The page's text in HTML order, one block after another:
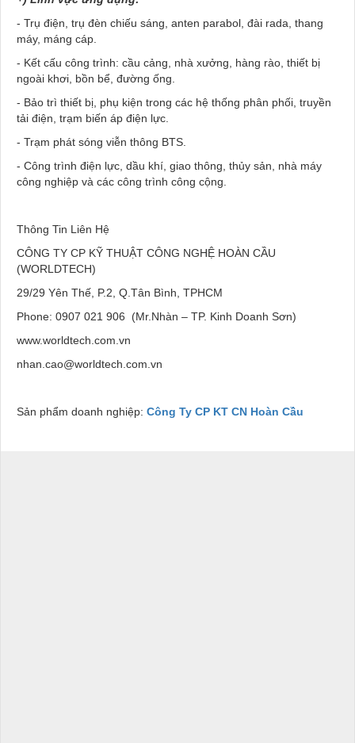
- Trụ điện, trụ đèn chiếu sáng, anten parabol, đài rada, thang
máy, máng cáp.
- Kết cấu công trình: cầu cảng, nhà xưởng, hàng rào, thiết bị
ngoài khơi, bồn bể, đường ống.
- Bảo trì thiết bị, phụ kiện trong các hệ thống phân phối, truyền
tải điện, trạm biến áp điện lực.
- Trạm phát sóng viễn thông BTS.
- Công trình điện lực, dầu khí, giao thông, thủy sản, nhà máy
công nghiệp và các công trình công cộng.
Thông Tin Liên Hệ
CÔNG TY CP KỸ THUẬT CÔNG NGHỆ HOÀN CẦU
(WORLDTECH)
29/29 Yên Thế, P.2, Q.Tân Bình, TPHCM
Phone: 0907 021 906 (Mr.Nhàn – TP. Kinh Doanh Sơn)
www.worldtech.com.vn
nhan.cao@worldtech.com.vn
Sản phẩm doanh nghiệp: Công Ty CP KT CN Hoàn Cầu